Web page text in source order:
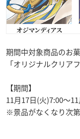
期間中対象商品のお
「オリジナルクリア
【期間】
11月17日(火)7:00〜
※景品がなくなり次